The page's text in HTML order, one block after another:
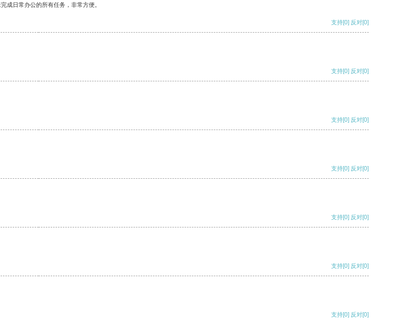
成日常办公的所有任务，非常方便。
支持[0] 反对[0]
支持[0] 反对[0]
支持[0] 反对[0]
支持[0] 反对[0]
支持[0] 反对[0]
支持[0] 反对[0]
支持[0] 反对[0]